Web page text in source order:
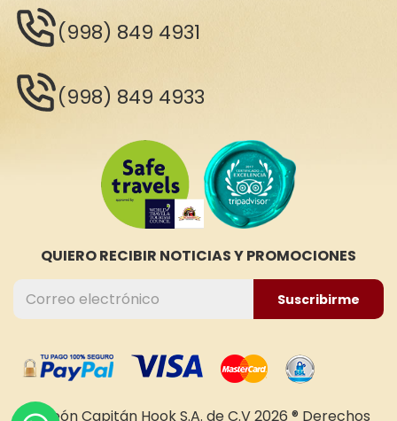
(998) 849 4931
(998) 849 4933
QUIERO RECIBIR NOTICIAS Y PROMOCIONES
Suscribirme
Galeón Capitán Hook S.A. de C.V 2026 ® Derechos